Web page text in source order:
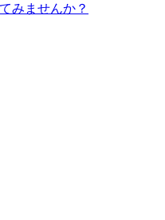
みませんか？